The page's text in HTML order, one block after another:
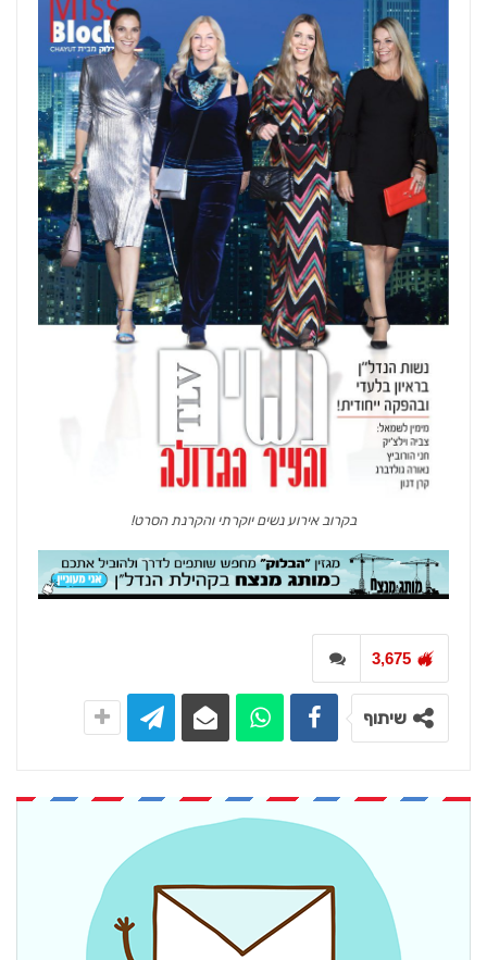
בקרוב אירוע נשים יוקרתי והקרנת הסרט!
3,675
שיתוף